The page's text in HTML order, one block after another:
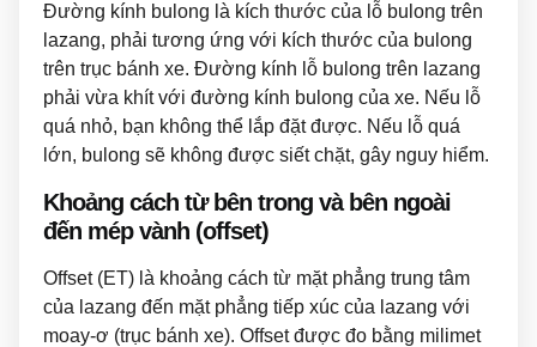
Đường kính bulong là kích thước của lỗ bulong trên
lazang, phải tương ứng với kích thước của bulong
trên trục bánh xe. Đường kính lỗ bulong trên lazang
phải vừa khít với đường kính bulong của xe. Nếu lỗ
quá nhỏ, bạn không thể lắp đặt được. Nếu lỗ quá
lớn, bulong sẽ không được siết chặt, gây nguy hiểm.
Khoảng cách từ bên trong và bên ngoài
đến mép vành (offset)
Offset (ET) là khoảng cách từ mặt phẳng trung tâm
của lazang đến mặt phẳng tiếp xúc của lazang với
moay-ơ (trục bánh xe). Offset được đo bằng milimet